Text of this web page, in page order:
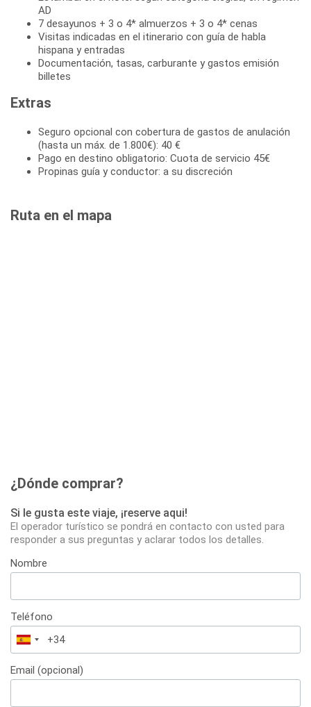
AD
7 desayunos + 3 o 4* almuerzos + 3 o 4* cenas
Visitas indicadas en el itinerario con guía de habla
hispana y entradas
Documentación, tasas, carburante y gastos emisión
billetes
Extras
Seguro opcional con cobertura de gastos de anulación
(hasta un máx. de 1.800€): 40 €
Pago en destino obligatorio: Cuota de servicio 45€
Propinas guía y conductor: a su discreción
Ruta en el mapa
¿Dónde comprar?
Si le gusta este viaje, ¡reserve aqui!
El operador turístico se pondrá en contacto con usted para
responder a sus preguntas y aclarar todos los detalles.
Nombre
Teléfono
España
+34
Email (opcional)